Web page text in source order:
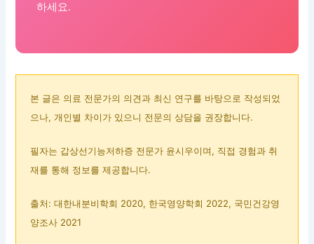
하세요.
본 글은 의료 전문가의 의견과 최신 연구를 바탕으로 작성되었
으나, 개인별 차이가 있으니 전문의 상담을 권장합니다.
필자는 갑상선기능저하증 전문가 윤시우이며, 직접 경험과 취
재를 통해 정보를 제공합니다.
출처: 대한내분비학회 2020, 한국영양학회 2022, 국민건강영
양조사 2021